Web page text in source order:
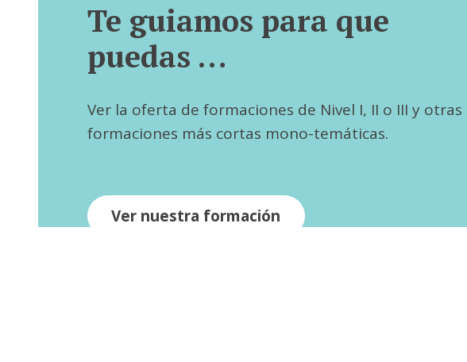
Te guiamos para que
puedas …
Ver la oferta de formaciones de Nivel I, II o III y otras
formaciones más cortas mono-temáticas.
Ver nuestra formación